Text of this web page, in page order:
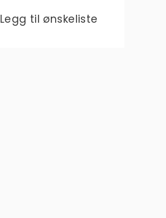
Legg til ønskeliste